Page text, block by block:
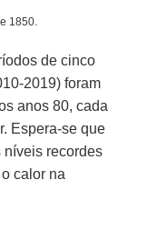
1850.
de cinco
2019) foram
anos 80, cada
Espera-se que
níveis recordes
calor na